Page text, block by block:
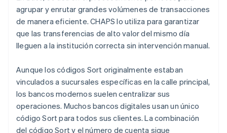
agrupar y enrutar grandes volúmenes de transacciones
de manera eficiente. CHAPS lo utiliza para garantizar
que las transferencias de alto valor del mismo día
lleguen a la institución correcta sin intervención manual.
Aunque los códigos Sort originalmente estaban
vinculados a sucursales específicas en la calle principal,
los bancos modernos suelen centralizar sus
operaciones. Muchos bancos digitales usan un único
código Sort para todos sus clientes. La combinación
del código Sort y el número de cuenta sigue